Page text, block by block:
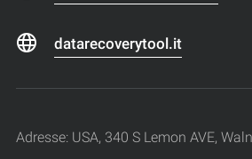
datarecoverytool.it
Adresse: USA, 340 S Lemon AVE,